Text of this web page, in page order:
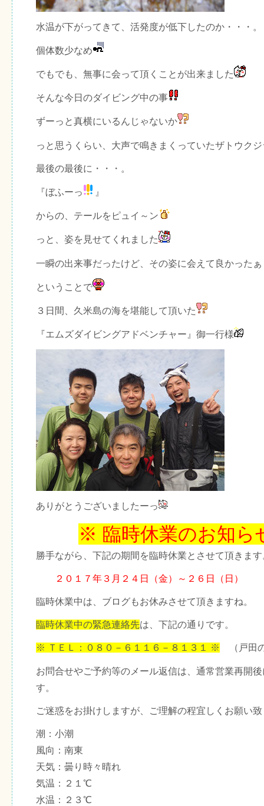
水温が下がってきて、活発度が低下したのか・・・。
個体数少なめ
でもでも、無事に会って頂くことが出来ました
そんな今日のダイビング中の事
ずーっと真横にいるんじゃないか
っと思うくらい、大声で鳴きまくっていたザトウク
最後の最後に・・・。
『ぼふーっ 』
からの、テールをピュイ～ン
っと、姿を見せてくれました
一瞬の出来事だったけど、その姿に会えて良かったぁ
ということで
３日間、久米島の海を堪能して頂いた
『エムズダイビングアドベンチャー』御一行様
ありがとうございましたーっ
※ 臨時休業のお知
勝手ながら、下記の期間を臨時休業とさせて頂きます
２０１７年３月２４日（金）～２６日（日）
臨時休業中は、ブログもお休みさせて頂きますね。
臨時休業中の緊急連絡先は、下記の通りです。
※ ＴＥＬ：０８０－６１１６－８１３１ ※ （戸田
お問合せやご予約等のメール返信は、通常営業再開
す。
ご迷惑をお掛けしますが、ご理解の程宜しくお願い
潮：小潮
風向：南東
天気：曇り時々晴れ
気温：２１℃
水温：２３℃